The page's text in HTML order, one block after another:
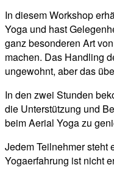
In diesem Workshop
Yoga und hast
ganz besonderen Art
machen. Das Handling
ungewohnt, aber das
In den zwei Stunden
die Unterstützung und
beim Aerial Yoga zu
Jedem Teilnehmer steht
Yogaerfahrung ist nicht